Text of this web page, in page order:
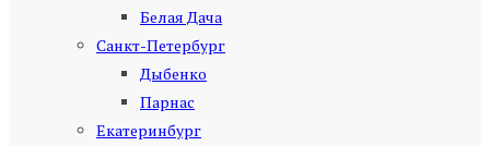
Белая Дача
Санкт-Петербург
Дыбенко
Парнас
Екатеринбург